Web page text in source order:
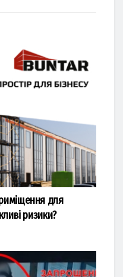
для
ризики?